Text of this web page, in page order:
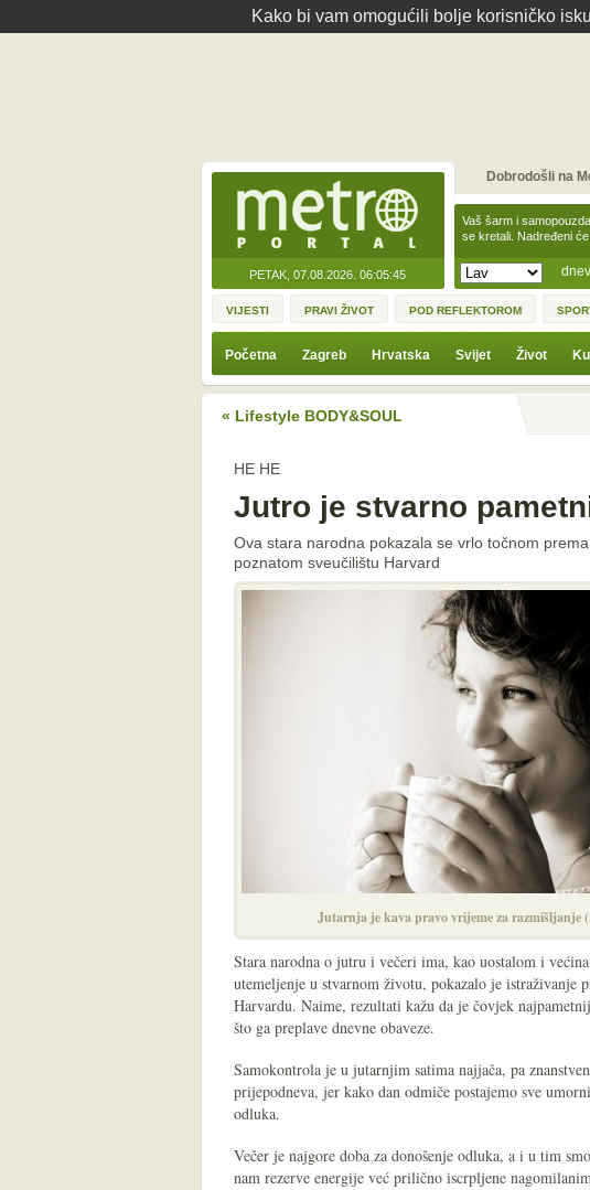
Kako bi vam omogućili bolje korisničko
PETAK, 07.08.2026. 06:05:45
Vaš šarm i
se kretali. Nadređeni
Dobrodošli na
VIJESTI PRAVI ŽIVOT POD REFLEKTOROM
Početna Zagreb Hrvatska Svijet Život
« Lifestyle BODY&SOUL
HE HE
Jutro je stvarno
Ova stara narodna pokazala se vrlo točnom
poznatom sveučilištu Harvard
Jutarnja je kava pravo vrijeme za razmišljanje
Stara narodna o jutru i večeri ima, kao uostalom i
utemeljenje u stvarnom životu, pokazalo je istraživanje
Harvardu. Naime, rezultati kažu da je čovjek
što ga preplave dnevne obaveze.
Samokontrola je u jutarnjim satima najjača, pa
prijepodneva, jer kako dan odmiče postajemo sve
odluka.
Večer je najgore doba za donošenje odluka, a i u tim
nam rezerve energije već prilično iscrpljene